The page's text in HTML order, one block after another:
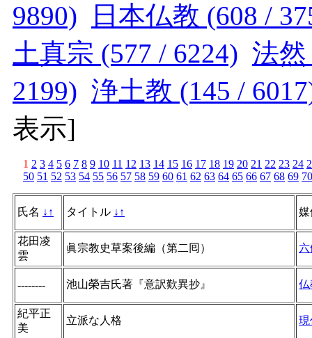
9890)
日本仏教 (608 /
土真宗 (577 / 6224) 法然
2199) 浄土教 (145 /
表示]
1 2 3 4 5 6 7 8 9 10 11 12 13 14 15 16 17 18 19 20 21 22 23 24
50 51 52 53 54 55 56 57 58 59 60 61 62 63 64 65 66 67 68 69 70
氏名 ↓ ↑ タイトル ↓ ↑
花田凌
雲
眞宗教史草案後編（第二囘）
-------- 池山榮吉氏著『意訳歎異抄』 仏
紀平正
美
立派な人格 現